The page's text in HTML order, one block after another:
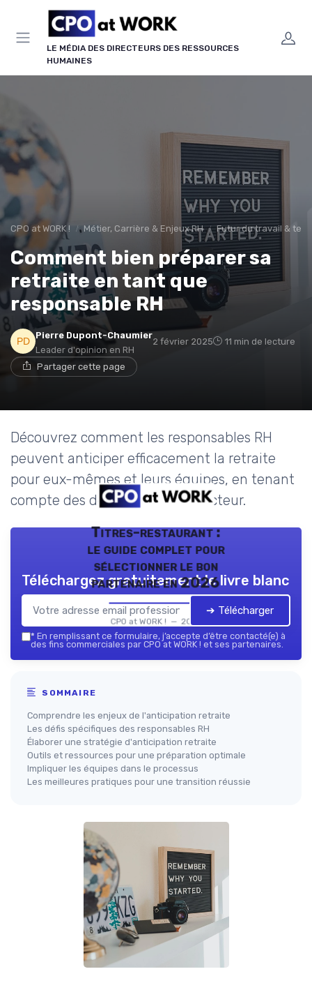
LE MÉDIA DES DIRECTEURS DES RESSOURCES
HUMAINES
CPO at WORK ! Métier, Carrière & Enjeux RH Futur du travail &
Comment bien préparer sa
retraite en tant que
responsable RH
Pierre Dupont-Chaumier
Leader d'opinion en RH
2 février 2025 11 min de lecture
Partager cette page
Découvrez comment les responsables RH
peuvent anticiper efficacement la retraite
pour eux-mêmes et leurs équipes, en tenant
compte des défis uniques du secteur.
Titres-restaurant :
le guide complet pour
sélectionner le bon
partenaire en 2026
CPO at WORK ! — 2026
Téléchargez gratuitement le livre blanc
➔ Télécharger
* En remplissant ce formulaire, j’accepte d’être contacté(e) à
des fins commerciales par CPO at WORK ! et ses partenaires.
SOMMAIRE
Comprendre les enjeux de l'anticipation retraite
Les défis spécifiques des responsables RH
Élaborer une stratégie d'anticipation retraite
Outils et ressources pour une préparation optimale
Impliquer les équipes dans le processus
Les meilleures pratiques pour une transition réussie
Panneau de gestion des cookies